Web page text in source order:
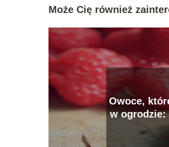
Może Cię również
Owoce,
w